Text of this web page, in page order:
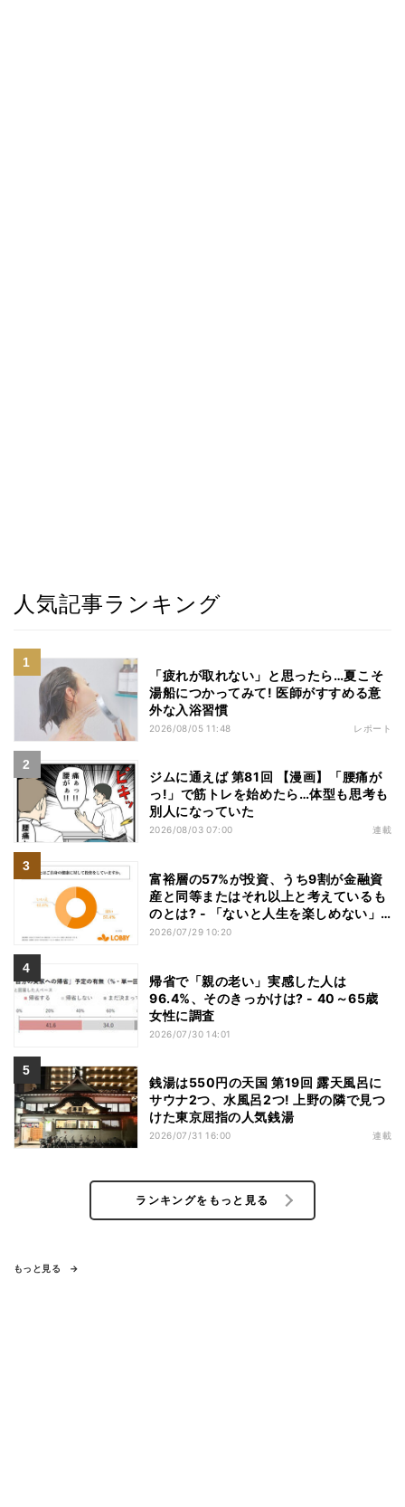
人気記事ランキング
「疲れが取れない」と思ったら…夏こそ
湯船につかってみて! 医師がすすめる意
外な入浴習慣
2026/08/05 11:48 レポート
ジムに通えば 第81回 【漫画】「腰痛が
っ!」で筋トレを始めたら…体型も思考も
別人になっていた
2026/08/03 07:00 連載
富裕層の57%が投資、うち9割が金融資
産と同等またはそれ以上と考えているも
のとは? - 「ないと人生を楽しめない」
「人生の幸福度に直結する」「一度失え
2026/07/29 10:20
帰省で「親の老い」実感した人は
96.4%、そのきっかけは? - 40～65歳
女性に調査
2026/07/30 14:01
銭湯は550円の天国 第19回 露天風呂に
サウナ2つ、水風呂2つ! 上野の隣で見つ
けた東京屈指の人気銭湯
2026/07/31 16:00 連載
ランキングをもっと見る
もっと見る